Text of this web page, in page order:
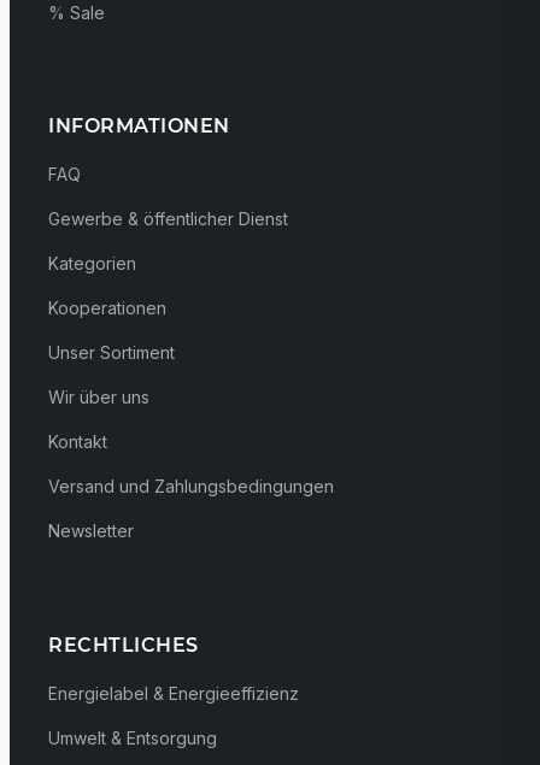
% Sale
INFORMATIONEN
FAQ
Gewerbe & öffentlicher Dienst
Kategorien
Kooperationen
Unser Sortiment
Wir über uns
Kontakt
Versand und Zahlungsbedingungen
Newsletter
RECHTLICHES
Energielabel & Energieeffizienz
Umwelt & Entsorgung